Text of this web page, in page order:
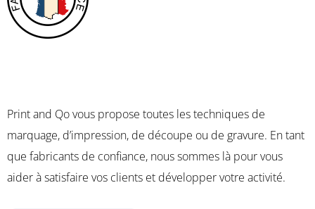
Print and Qo vous propose toutes les techniques de
marquage, d’impression, de découpe ou de gravure. En tant
que fabricants de confiance, nous sommes là pour vous
aider à satisfaire vos clients et développer votre activité.